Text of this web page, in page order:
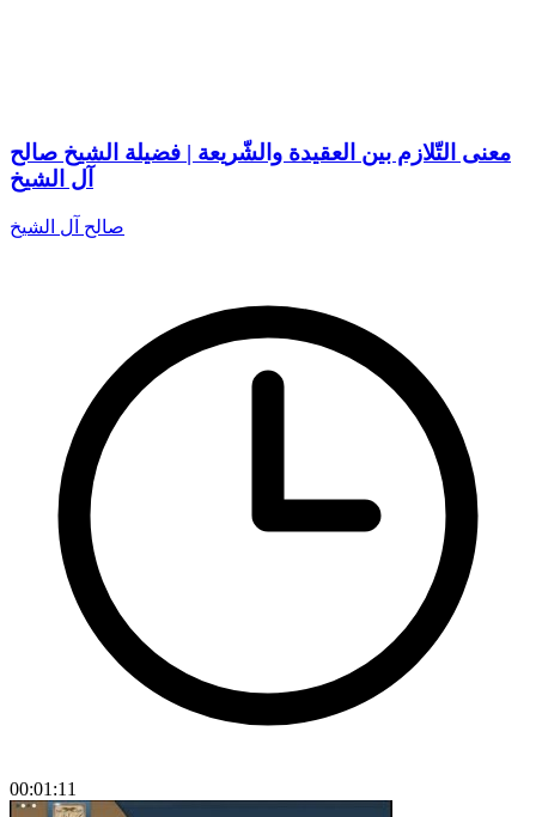
معنى التّلازم بين العقيدة والشّريعة | فضيلة الشيخ صالح
آل الشيخ
صالح آل الشيخ
00:01:11